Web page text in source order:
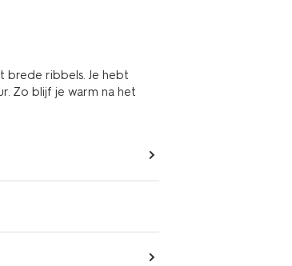
brede ribbels. Je hebt
Zo blijf je warm na het